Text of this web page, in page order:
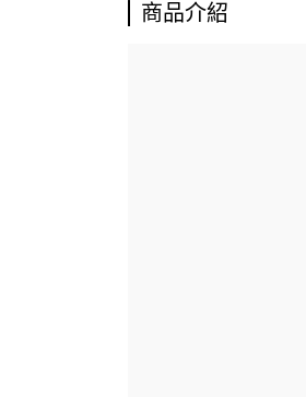
商品介紹